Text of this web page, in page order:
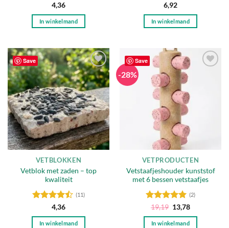
Gewaardeerd
4.67uit 5
4,36
In winkelmand
Gewaardeerd
4.85uit 5
6,92
In winkelmand
Save
Toevoegen
aan
verlanglijst
VETBLOKKEN
Vetblok met zaden – top
kwaliteit
Gewaardeerd
4.45uit 5
(11)
4,36
In winkelmand
Save
-28%
Toevoegen
VETPRODUCTEN
Vetstaafjeshouder kunststof
met 6 bessen vetstaafjes
Gewaardeerd
5uit 5
(2)
19,19 Oorspronkelijke
prijs
was:
19,19.
13,78Huidige
is:
In winkelmand